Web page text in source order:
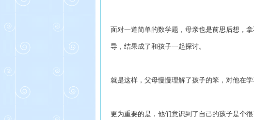
面对一道简单的数学题，母亲也是前思后想，
导，结果成了和孩子一起探讨。
就是这样，父母慢慢理解了孩子的笨，对他在
更为重要的是，他们意识到了自己的孩子是个